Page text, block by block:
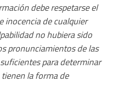
debe respetarse el
inocencia de cualquier
no hubiera sido
pronunciamientos de las
para determinar
la forma de